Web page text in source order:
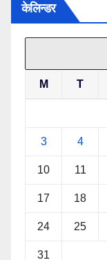
केलिन्डर
M T
3 4
10 11
17 18
24 25
31